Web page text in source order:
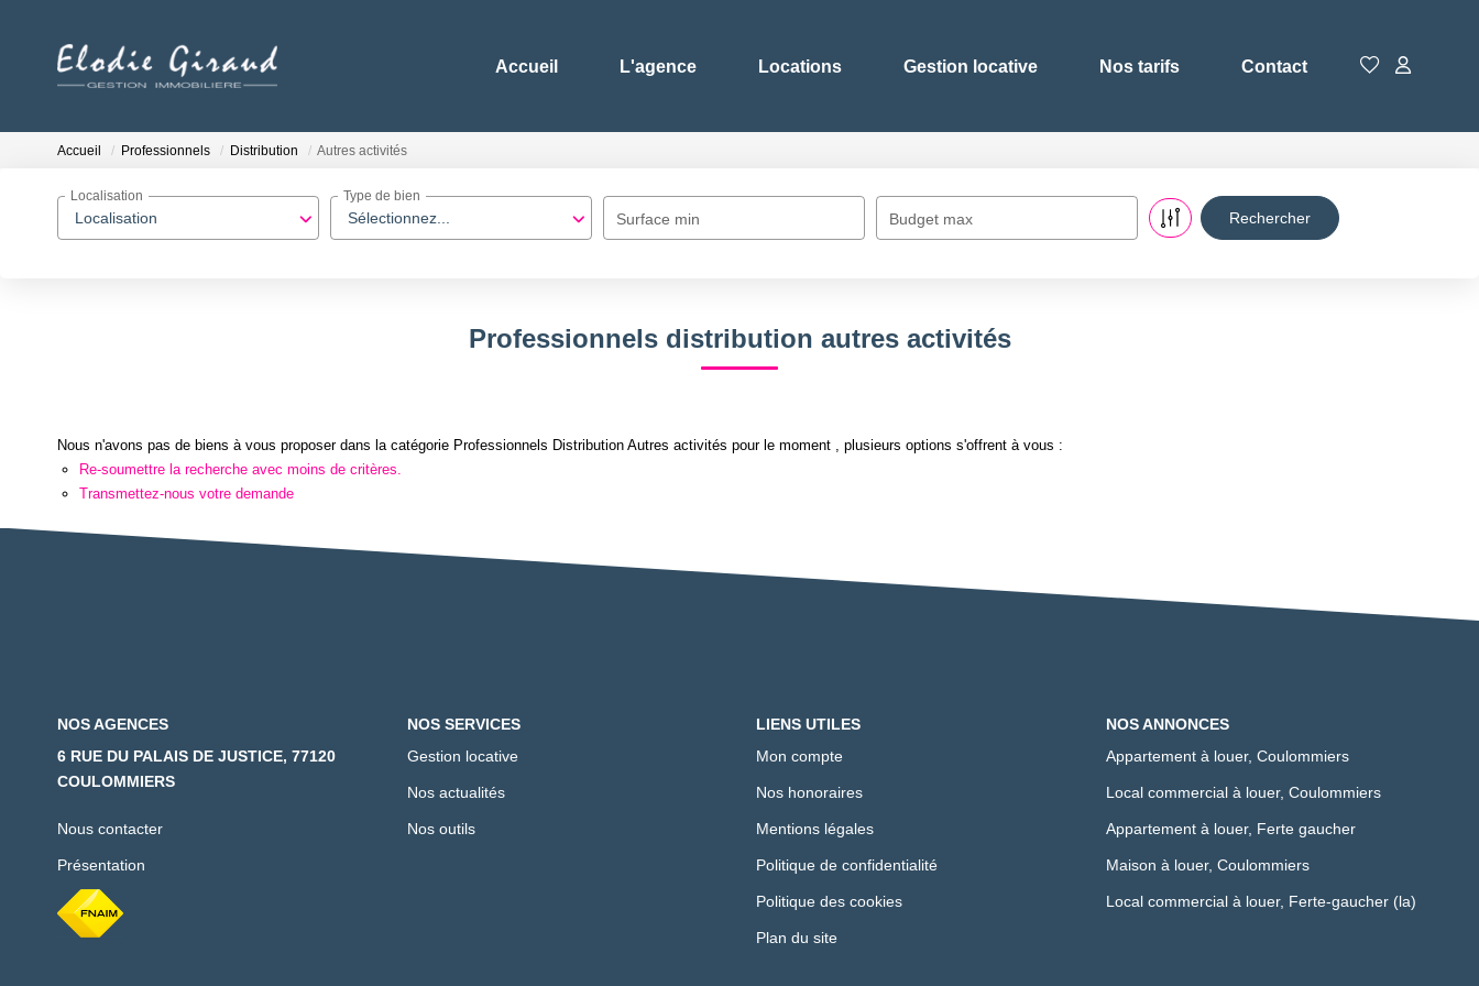
Accueil L'agence Locations Gestion locative Nos tarifs Contact
Accueil Professionnels Distribution Autres activités
Localisation
Localisation
Sélectionnez...
Type de bien
Surface min Budget max
Professionnels distribution autres activités
Nous n'avons pas de biens à vous proposer dans la catégorie Professionnels Distribution Autres activités pour le moment , plusieurs options s'offrent à vous :
Re-soumettre la recherche avec moins de critères.
Transmettez-nous votre demande
NOS AGENCES
6 RUE DU PALAIS DE JUSTICE, 77120
COULOMMIERS
Nous contacter
Présentation
NOS SERVICES
Gestion locative
Nos actualités
Nos outils
LIENS UTILES
Mon compte
Nos honoraires
Mentions légales
Politique de confidentialité
Politique des cookies
Plan du site
NOS ANNONCES
Appartement à louer, Coulommiers
Local commercial à louer, Coulommiers
Appartement à louer, Ferte gaucher
Maison à louer, Coulommiers
Local commercial à louer, Ferte-gaucher (la)